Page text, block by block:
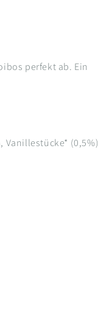
perfekt ab. Ein